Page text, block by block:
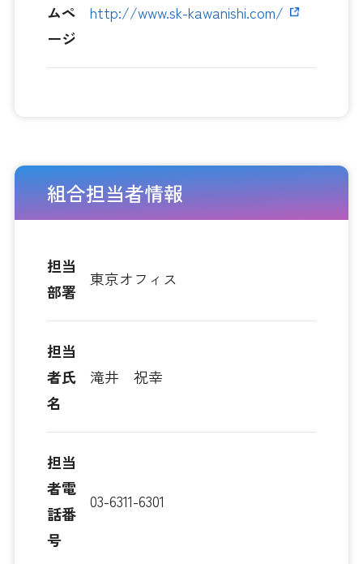
ムペ
ージ
http://www.sk-kawanishi.com/
組合担当者情報
担当
部署
東京オフィス
担当
者氏
名
滝井 祝幸
担当
者電
話番
号
03-6311-6301